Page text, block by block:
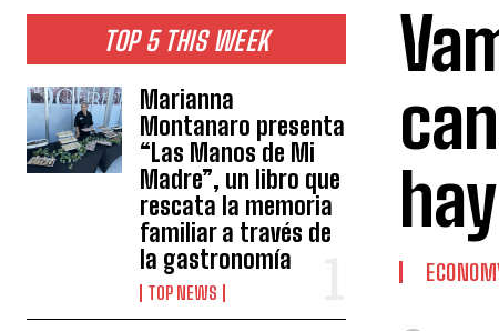
TOP 5 THIS WEEK
Marianna
Montanaro presenta
“Las Manos de Mi
Madre”, un libro que
rescata la memoria
familiar a través de
la gastronomía
TOP NEWS